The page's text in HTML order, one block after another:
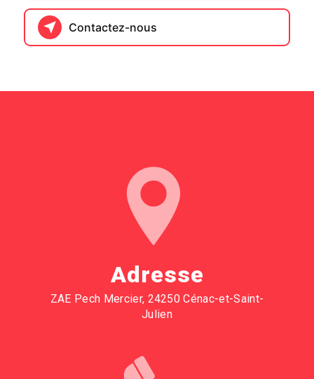
Contactez-nous
Adresse
ZAE Pech Mercier, 24250 Cénac-et-Saint-
Julien